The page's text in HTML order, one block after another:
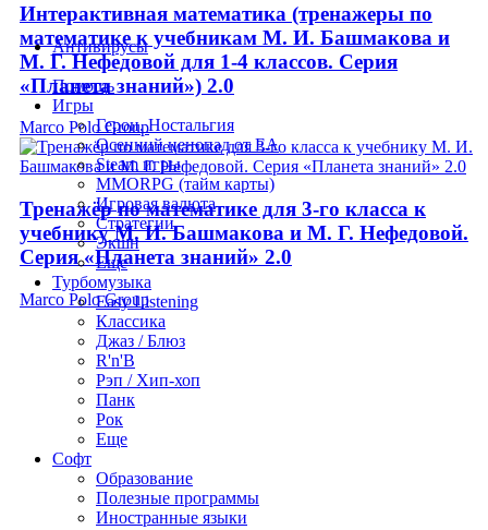
Интерактивная математика (тренажеры по
математике к учебникам М. И. Башмакова и
М. Г. Нефедовой для 1-4 классов. Серия
«Планета знаний») 2.0
Marco Polo Group
Тренажёр по математике для 3-го класса к
учебнику М. И. Башмакова и М. Г. Нефедовой.
Серия «Планета знаний» 2.0
Marco Polo Group
Антивирусы
Помощь
Игры
Герои. Ностальгия
Осенний ценопад от EA
Steam игры
MMORPG (тайм карты)
Игровая валюта
Стратегии
Экшн
Еще
Турбомузыка
Easy Listening
Классика
Джаз / Блюз
R'n'B
Рэп / Хип-хоп
Панк
Рок
Еще
Софт
Образование
Полезные программы
Иностранные языки